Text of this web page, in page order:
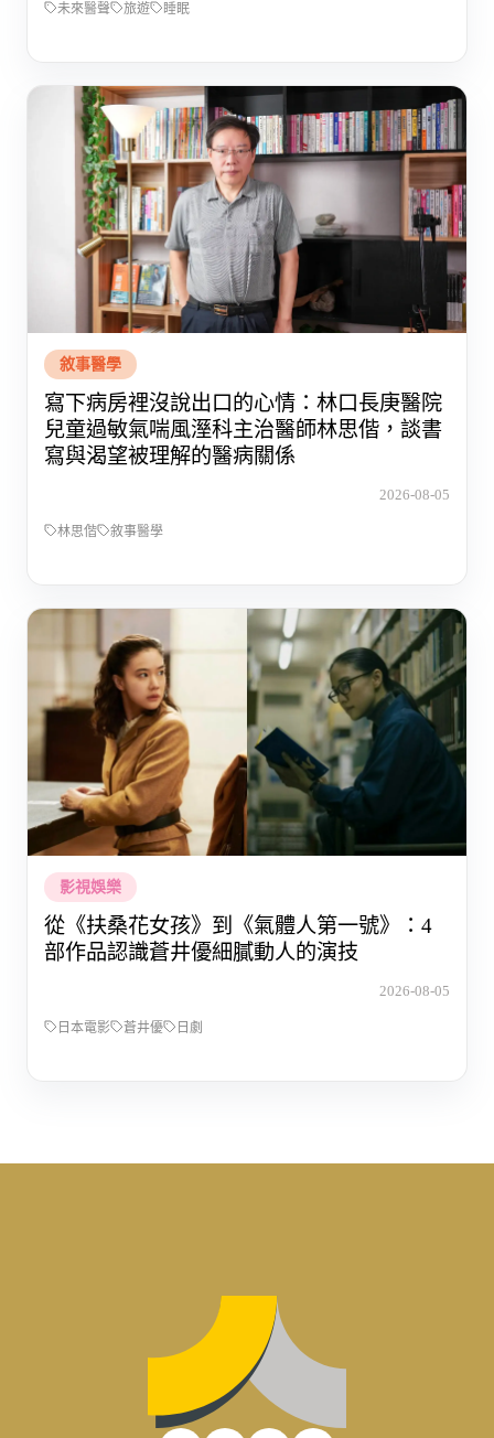
未來醫聲 旅遊 睡眠
敘事醫學
寫下病房裡沒說出口的心情：林口長庚醫院
兒童過敏氣喘風溼科主治醫師林思偕，談書
寫與渴望被理解的醫病關係
2026-08-05
林思偕 敘事醫學
影視娛樂
從《扶桑花女孩》到《氣體人第一號》：4
部作品認識蒼井優細膩動人的演技
2026-08-05
日本電影 蒼井優 日劇